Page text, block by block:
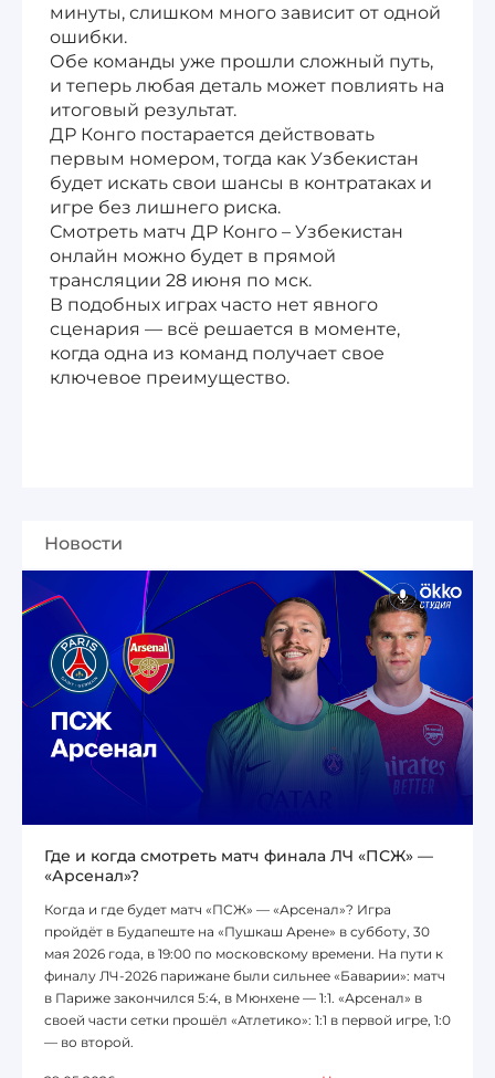
минуты, слишком много зависит от одной
ошибки.
Обе команды уже прошли сложный путь,
и теперь любая деталь может повлиять на
итоговый результат.
ДР Конго постарается действовать
первым номером, тогда как Узбекистан
будет искать свои шансы в контратаках и
игре без лишнего риска.
Смотреть матч ДР Конго – Узбекистан
онлайн можно будет в прямой
трансляции 28 июня по мск.
В подобных играх часто нет явного
сценария — всё решается в моменте,
когда одна из команд получает свое
ключевое преимущество.
Новости
Где и когда смотреть матч финала ЛЧ «ПСЖ» —
«Арсенал»?
Когда и где будет матч «ПСЖ» — «Арсенал»? Игра
пройдёт в Будапеште на «Пушкаш Арене» в субботу, 30
мая 2026 года, в 19:00 по московскому времени. На пути к
финалу ЛЧ-2026 парижане были сильнее «Баварии»: матч
в Париже закончился 5:4, в Мюнхене — 1:1. «Арсенал» в
своей части сетки прошёл «Атлетико»: 1:1 в первой игре, 1:0
— во второй.